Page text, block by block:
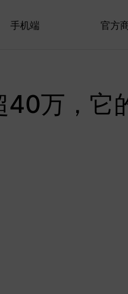
手机端 官方
40万，它